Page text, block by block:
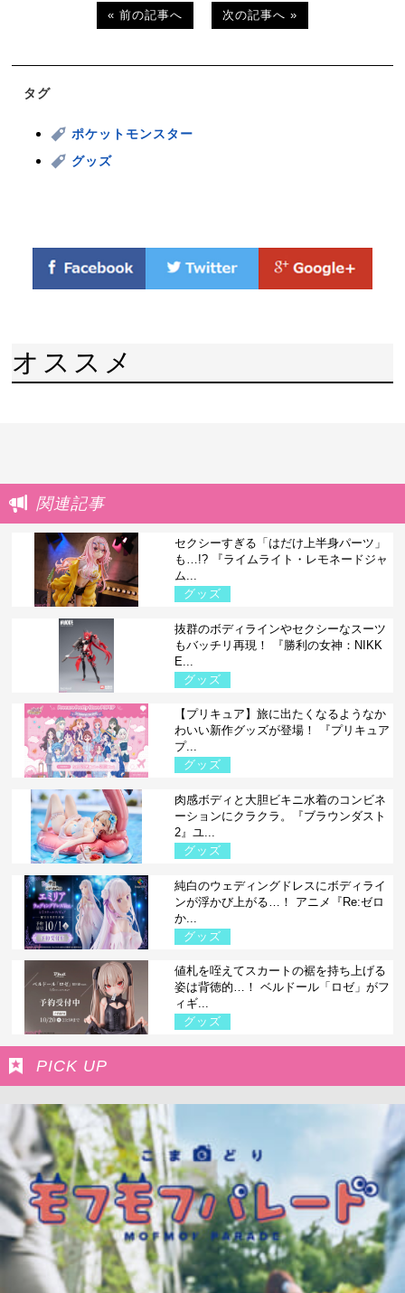
« 前の記事へ 次の記事へ »
タグ
ポケットモンスター
グッズ
オススメ
関連記事
セクシーすぎる「はだけ上半身パーツ」
も…!? 『ライムライト・レモネードジャ
ム...
グッズ
抜群のボディラインやセクシーなスーツ
もバッチリ再現！ 『勝利の女神：NIKK
E...
グッズ
【プリキュア】旅に出たくなるようなか
わいい新作グッズが登場！ 『プリキュア
プ...
グッズ
肉感ボディと大胆ビキニ水着のコンビネ
ーションにクラクラ。『ブラウンダスト
2』ユ...
グッズ
純白のウェディングドレスにボディライ
ンが浮かび上がる…！ アニメ『Re:ゼロ
か...
グッズ
値札を咥えてスカートの裾を持ち上げる
姿は背徳的…！ ベルドール「ロゼ」がフ
ィギ...
グッズ
PICK UP